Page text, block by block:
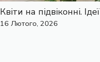
Квіти на підвіконні. Ідеї
16 Лютого, 2026